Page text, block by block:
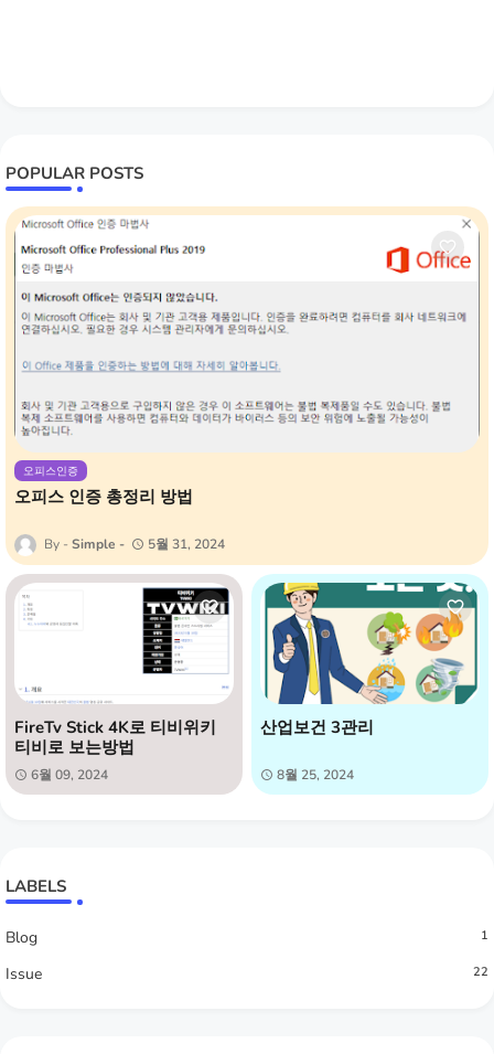
POPULAR POSTS
오피스인증
오피스 인증 총정리 방법
Simple 5월 31, 2024
FireTv Stick 4K로 티비위키
티비로 보는방법
6월 09, 2024
산업보건 3관리
8월 25, 2024
LABELS
Blog 1
Issue 22